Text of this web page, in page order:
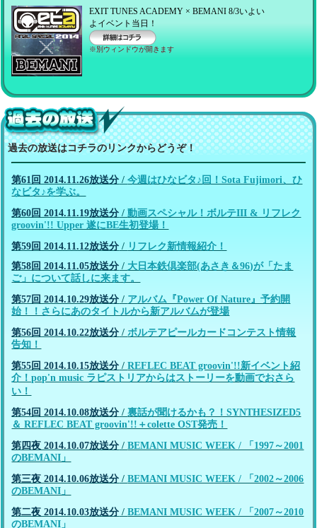
EXIT TUNES ACADEMY × BEMANI 8/3いよい
よイベント当日！
詳細はコチラ
※別ウィンドウが開きます
過去の放送！
過去の放送はコチラのリンクからどうぞ！
第61回 2014.11.26放送分 /今週はひなビタ♪回！Sota Fujimori、ひ
なビタ♪を学ぶ。
第60回 2014.11.19放送分 /動画スペシャル！ボルテIII & リフレク
groovin'!! Upper 遂にBE生初登場！
第59回 2014.11.12放送分 / リフレク新情報紹介！
第58回 2014.11.05放送分 / 大日本鉄倶楽部(あさき＆96)が「たま
ご」について話しに来ます。
第57回 2014.10.29放送分 / アルバム『Power Of Nature』予約開
始！！さらにあのタイトルから新アルバムが登場
第56回 2014.10.22放送分 / ボルテアピールカードコンテスト情報
告知！
第55回 2014.10.15放送分 /REFLEC BEAT groovin'!!新イベント紹
介！pop'n music ラピストリアからはストーリーを動画でおさら
い！
第54回 2014.10.08放送分 /裏話が聞けるかも？！SYNTHESIZED5
＆ REFLEC BEAT groovin'!!＋colette OST発売！
第四夜 2014.10.07放送分 /BEMANI MUSIC WEEK / 「1997～2001
のBEMANI」
第三夜 2014.10.06放送分 /BEMANI MUSIC WEEK / 「2002～2006
のBEMANI」
第二夜 2014.10.03放送分 /BEMANI MUSIC WEEK / 「2007～2010
のBEMANI」